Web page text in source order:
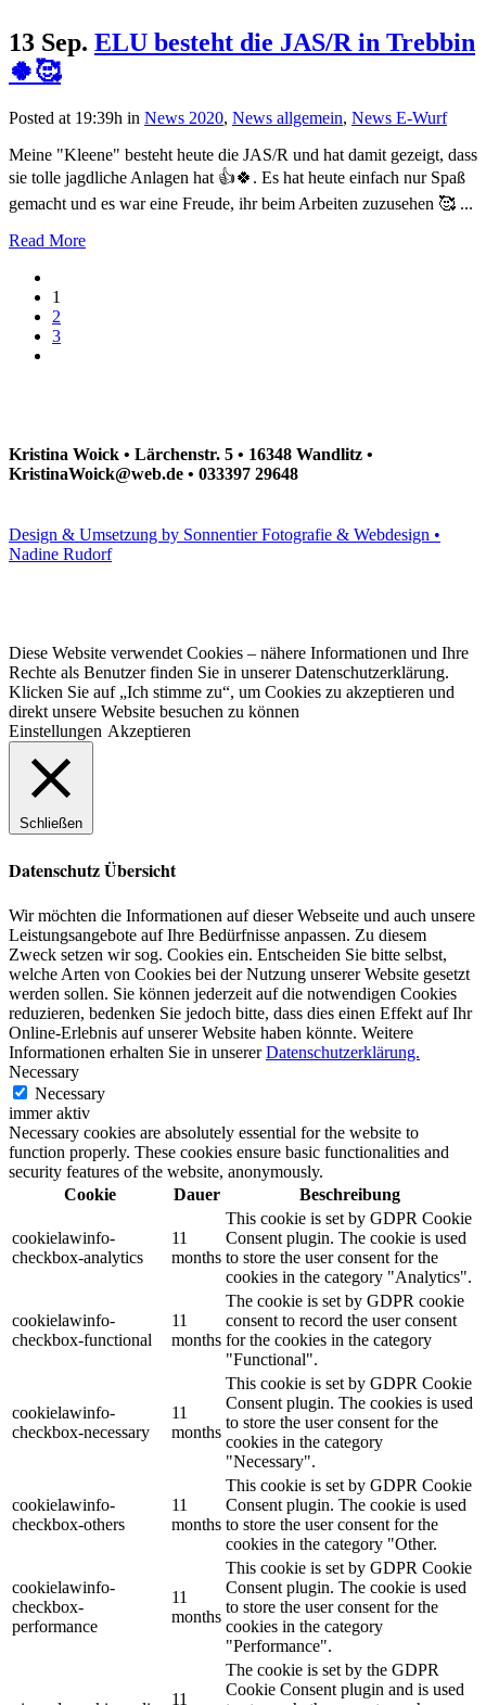
13 Sep. ELU besteht die JAS/R in Trebbin
🍀🥰
Posted at 19:39h in News 2020, News allgemein, News E-Wurf
Meine "Kleene" besteht heute die JAS/R und hat damit gezeigt, dass
sie tolle jagdliche Anlagen hat 👍🍀. Es hat heute einfach nur Spaß
gemacht und es war eine Freude, ihr beim Arbeiten zuzusehen 🥰 ...
Read More
1
2
3
Kristina Woick • Lärchenstr. 5 • 16348 Wandlitz •
KristinaWoick@web.de • 033397 29648
Design & Umsetzung by Sonnentier Fotografie & Webdesign •
Nadine Rudorf
Diese Website verwendet Cookies – nähere Informationen und Ihre
Rechte als Benutzer finden Sie in unserer Datenschutzerklärung.
Klicken Sie auf „Ich stimme zu“, um Cookies zu akzeptieren und
direkt unsere Website besuchen zu können
Einstellungen Akzeptieren
Schließen
Datenschutz Übersicht
Wir möchten die Informationen auf dieser Webseite und auch unsere
Leistungsangebote auf Ihre Bedürfnisse anpassen. Zu diesem
Zweck setzen wir sog. Cookies ein. Entscheiden Sie bitte selbst,
welche Arten von Cookies bei der Nutzung unserer Website gesetzt
werden sollen. Sie können jederzeit auf die notwendigen Cookies
reduzieren, bedenken Sie jedoch bitte, dass dies einen Effekt auf Ihr
Online-Erlebnis auf unserer Website haben könnte. Weitere
Informationen erhalten Sie in unsererDatenschutzerklärung.
Necessary
Necessary
immer aktiv
Necessary cookies are absolutely essential for the website to
function properly. These cookies ensure basic functionalities and
security features of the website, anonymously.
Cookie
Dauer Beschreibung
cookielawinfo-
checkbox-analytics
11
months
This cookie is set by GDPR Cookie
Consent plugin. The cookie is used
to store the user consent for the
cookies in the category "Analytics".
cookielawinfo-
checkbox-functional
11
months
The cookie is set by GDPR cookie
consent to record the user consent
for the cookies in the category
"Functional".
cookielawinfo-
checkbox-necessary
11
months
This cookie is set by GDPR Cookie
Consent plugin. The cookies is used
to store the user consent for the
cookies in the category
"Necessary".
cookielawinfo-
checkbox-others
11
months
This cookie is set by GDPR Cookie
Consent plugin. The cookie is used
to store the user consent for the
cookies in the category "Other.
cookielawinfo-
checkbox-
performance
11
months
This cookie is set by GDPR Cookie
Consent plugin. The cookie is used
to store the user consent for the
cookies in the category
"Performance".
11
The cookie is set by the GDPR
Cookie Consent plugin and is used